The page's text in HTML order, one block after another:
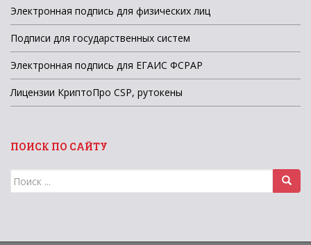
Электронная подпись для физических лиц
Подписи для государственных систем
Электронная подпись для ЕГАИС ФСРАР
Лицензии КриптоПро CSP, рутокены
ПОИСК ПО САЙТУ
Поиск
для: